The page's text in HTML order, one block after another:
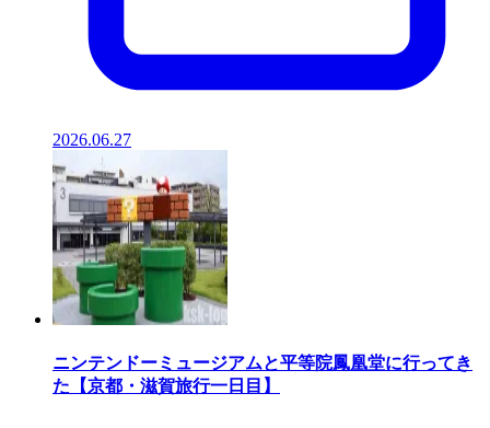
2026.06.27
ニンテンドーミュージアムと平等院鳳凰堂に行ってき
た【京都・滋賀旅行一日目】